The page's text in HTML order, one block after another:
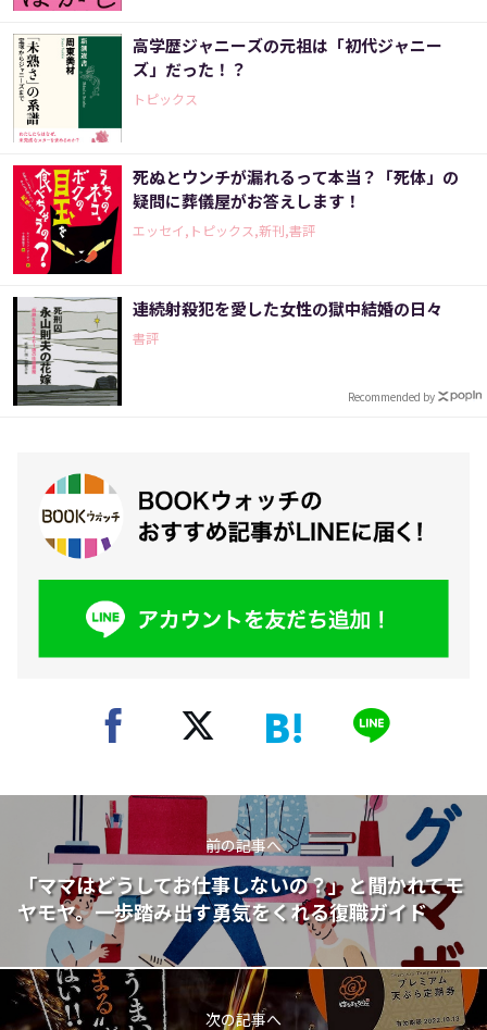
高学歴ジャニーズの元祖は「初代ジャニー
ズ」だった！？
トピックス
死ぬとウンチが漏れるって本当？「死体」の
疑問に葬儀屋がお答えします！
エッセイ,トピックス,新刊,書評
連続射殺犯を愛した女性の獄中結婚の日々
書評
Recommended by
前の記事へ
「ママはどうしてお仕事しないの？」と聞かれてモ
ヤモヤ。一歩踏み出す勇気をくれる復職ガイド
次の記事へ